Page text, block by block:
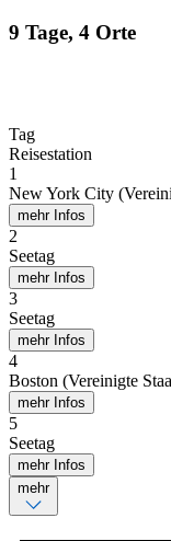
9 Tage, 4 Orte
Tag
Reisestation
1
New York City
mehr Infos
2
Seetag
mehr Infos
3
Seetag
mehr Infos
4
Boston (Vereinigte
mehr Infos
5
Seetag
mehr Infos
mehr